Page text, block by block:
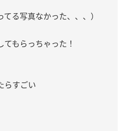
てる写真なかった、、、）
もらっちゃった！
らすごい